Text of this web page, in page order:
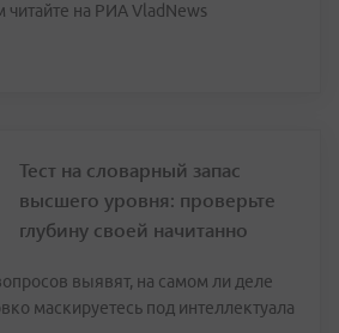
читайте на РИА VladNews
Тест на словарный запас
высшего уровня: проверьте
глубину своей начитанно
выявят, на самом ли деле
маскируетесь под интеллектуала